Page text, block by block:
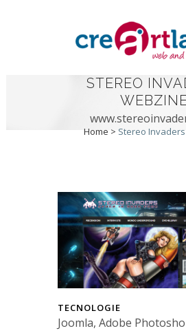
STEREO
Home > Stereo
TECNOLOGIE
Joomla, Adobe